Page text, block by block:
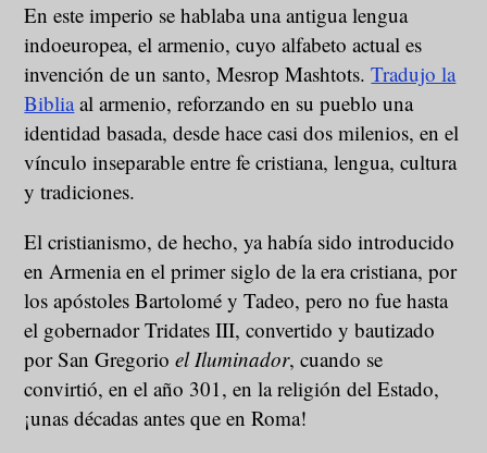
En este imperio se hablaba una antigua lengua
indoeuropea, el armenio, cuyo alfabeto actual es
invención de un santo, Mesrop Mashtots.Tradujo la
Bibliaal armenio, reforzando en su pueblo una
identidad basada, desde hace casi dos milenios, en el
vínculo inseparable entre fe cristiana, lengua, cultura
y tradiciones.
El cristianismo, de hecho, ya había sido introducido
en Armenia en el primer siglo de la era cristiana, por
los apóstoles Bartolomé y Tadeo, pero no fue hasta
el gobernador Tridates III, convertido y bautizado
por San Gregorioel Iluminador, cuando se
convirtió, en el año 301, en la religión del Estado,
¡unas décadas antes que en Roma!